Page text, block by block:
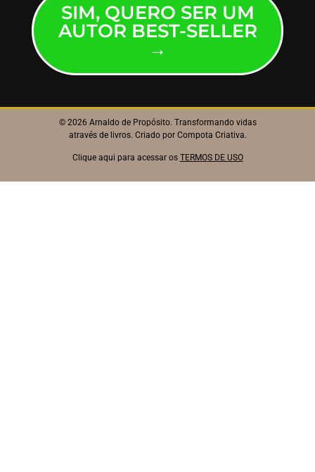
SIM, QUERO SER UM
AUTOR BEST-SELLER
→
© 2026 Arnaldo de Propósito. Transformando vidas
através de livros. Criado por Compota Criativa.
Clique aqui para acessar os TERMOS DE USO